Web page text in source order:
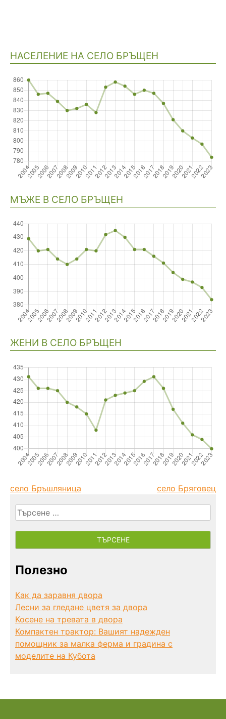
НАСЕЛЕНИЕ НА СЕЛО БРЪЩЕН
МЪЖЕ В СЕЛО БРЪЩЕН
ЖЕНИ В СЕЛО БРЪЩЕН
село Бръшляница село Бряговец
Търсене
за:
Полезно
Как да заравня двора
Лесни за гледане цветя за двора
Косене на тревата в двора
Компактен трактор: Вашият надежден
помощник за малка ферма и градина с
моделите на Кубота